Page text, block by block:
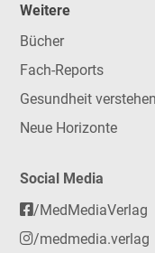
Weitere
Bücher
Fach-Reports
Gesundheit verstehen
Neue Horizonte
Social Media
/MedMediaVerlag
/medmedia.verlag